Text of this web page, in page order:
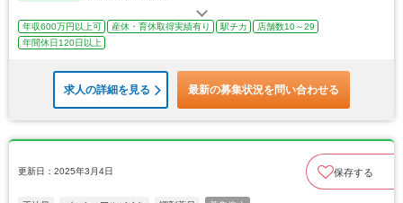
年収600万円以上可 産休・育休取得実績有り 駅チカ
店舗数10～29
年間休日120日以上
求人の詳細を見る 最新の募集状況を問い合わせる
更新日：2025年3月4日 保存する